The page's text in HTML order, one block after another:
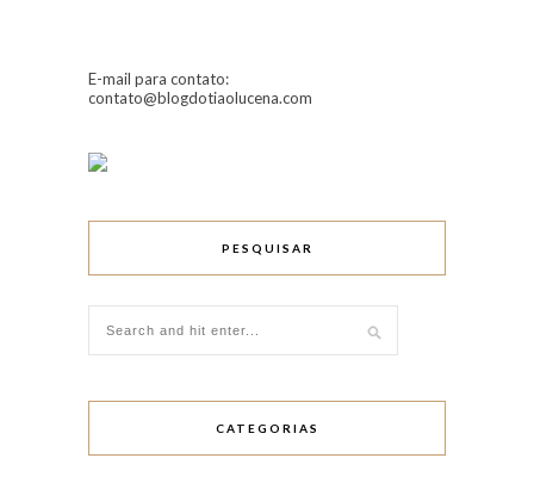
E-mail para contato:
contato@blogdotiaolucena.com
PESQUISAR
CATEGORIAS